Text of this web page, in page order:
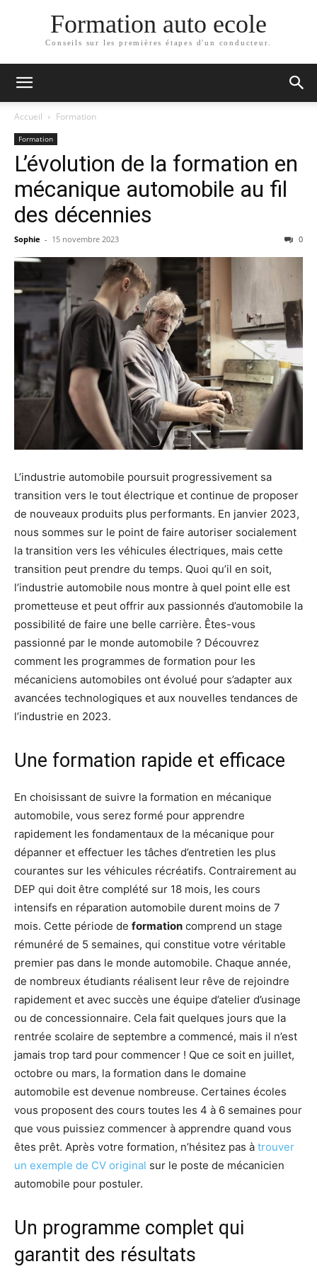
Formation auto ecole
Conseils sur les premières étapes d'un conducteur.
Accueil Formation
Formation
L’évolution de la formation en
mécanique automobile au fil
des décennies
Sophie - 15 novembre 2023 0
L’industrie automobile poursuit progressivement sa
transition vers le tout électrique et continue de proposer
de nouveaux produits plus performants. En janvier 2023,
nous sommes sur le point de faire autoriser socialement
la transition vers les véhicules électriques, mais cette
transition peut prendre du temps. Quoi qu’il en soit,
l’industrie automobile nous montre à quel point elle est
prometteuse et peut offrir aux passionnés d’automobile la
possibilité de faire une belle carrière. Êtes-vous
passionné par le monde automobile ? Découvrez
comment les programmes de formation pour les
mécaniciens automobiles ont évolué pour s’adapter aux
avancées technologiques et aux nouvelles tendances de
l’industrie en 2023.
Une formation rapide et efficace
En choisissant de suivre la formation en mécanique
automobile, vous serez formé pour apprendre
rapidement les fondamentaux de la mécanique pour
dépanner et effectuer les tâches d’entretien les plus
courantes sur les véhicules récréatifs. Contrairement au
DEP qui doit être complété sur 18 mois, les cours
intensifs en réparation automobile durent moins de 7
mois. Cette période de formation comprend un stage
rémunéré de 5 semaines, qui constitue votre véritable
premier pas dans le monde automobile. Chaque année,
de nombreux étudiants réalisent leur rêve de rejoindre
rapidement et avec succès une équipe d’atelier d’usinage
ou de concessionnaire. Cela fait quelques jours que la
rentrée scolaire de septembre a commencé, mais il n’est
jamais trop tard pour commencer ! Que ce soit en juillet,
octobre ou mars, la formation dans le domaine
automobile est devenue nombreuse. Certaines écoles
vous proposent des cours toutes les 4 à 6 semaines pour
que vous puissiez commencer à apprendre quand vous
êtes prêt. Après votre formation, n’hésitez pas à trouver
un exemple de CV original sur le poste de mécanicien
automobile pour postuler.
Un programme complet qui
garantit des résultats